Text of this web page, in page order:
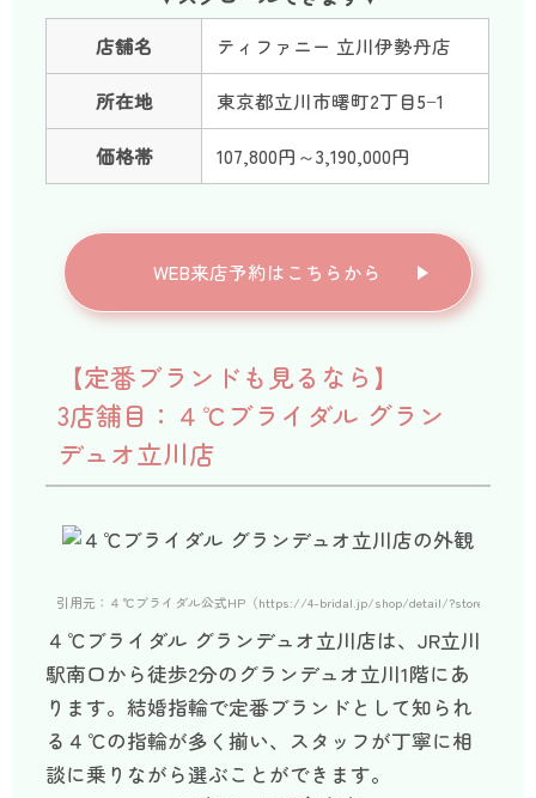
店舗名 ティファニー 立川伊勢丹店
所在地 東京都立川市曙町2丁目5−1
価格帯 107,800円～3,190,000円
WEB来店予約はこちらから
【定番ブランドも見るなら】
3店舗目：４℃ブライダル グラン
デュオ立川店
引用元：４℃ブライダル公式HP（https://4-bridal.jp/shop/detail/
４℃ブライダル グランデュオ立川店は、JR立川
駅南口から徒歩2分のグランデュオ立川1階にあ
ります。結婚指輪で定番ブランドとして知られ
る４℃の指輪が多く揃い、スタッフが丁寧に相
談に乗りながら選ぶことができます。